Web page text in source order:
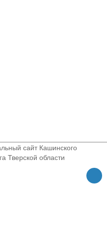
сайт Кашинского
Тверской области